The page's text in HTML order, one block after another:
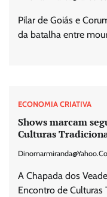
Pilar de Goiás e
da batalha entre
ECONOMIA CRIATIVA
Shows marcam
Culturas
A Chapada dos
Encontro de Culturas